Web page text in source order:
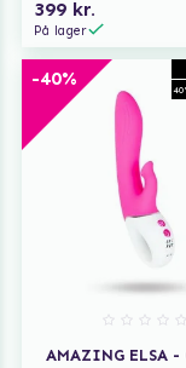
399 kr.
På lager
-40%
AMAZING ELSA -